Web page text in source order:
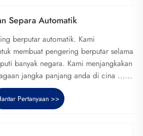
Separa Automatik
berputar automatik. Kami
membuat pengering berputar selama
banyak negara. Kami menjangkakan
jangka panjang anda di cina ......
Pertanyaan >>